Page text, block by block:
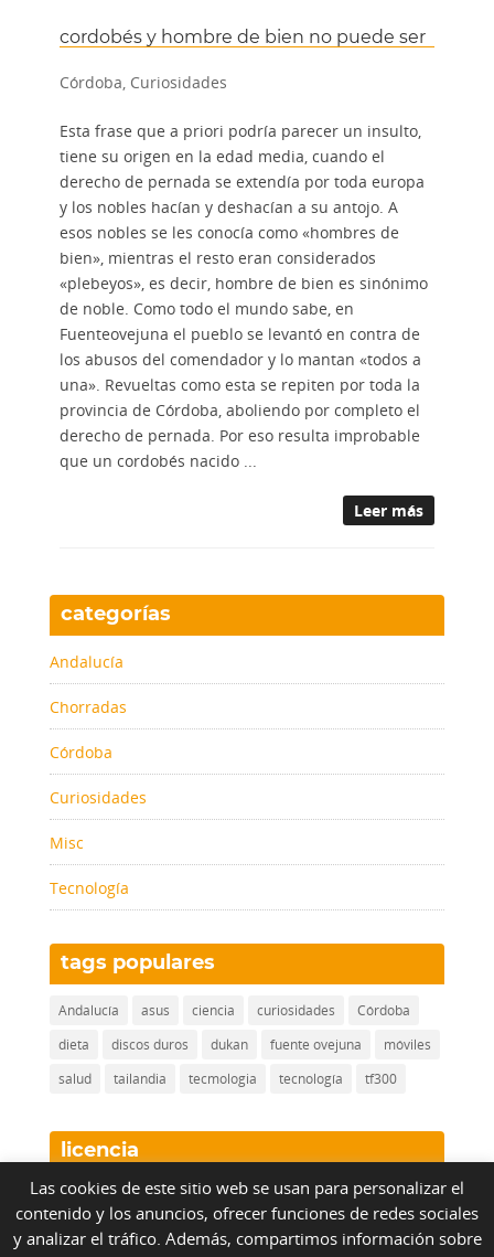
cordobés y hombre de bien no puede ser
Córdoba, Curiosidades
Esta frase que a priori podría parecer un insulto,
tiene su origen en la edad media, cuando el
derecho de pernada se extendía por toda europa
y los nobles hacían y deshacían a su antojo. A
esos nobles se les conocía como «hombres de
bien», mientras el resto eran considerados
«plebeyos», es decir, hombre de bien es sinónimo
de noble. Como todo el mundo sabe, en
Fuenteovejuna el pueblo se levantó en contra de
los abusos del comendador y lo mantan «todos a
una». Revueltas como esta se repiten por toda la
provincia de Córdoba, aboliendo por completo el
derecho de pernada. Por eso resulta improbable
que un cordobés nacido ...
Leer más
categorías
Andalucía
Chorradas
Córdoba
Curiosidades
Misc
Tecnología
tags populares
Andalucía asus ciencia curiosidades
Córdoba
dieta
discos duros dukan fuente ovejuna
móviles
salud
tailandia tecmologia tecnología tf300
licencia
Nueve Cinco SietebyNueveCincoSiete.combajo
Las cookies de este sitio web se usan para personalizar el
contenido y los anuncios, ofrecer funciones de redes sociales
y analizar el tráfico. Además, compartimos información sobre